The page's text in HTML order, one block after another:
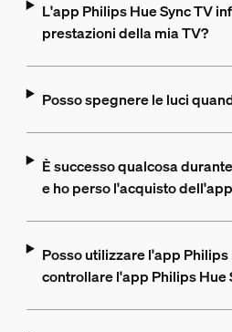
L'app Philips Hue Sync TV
prestazioni della mia TV?
Posso spegnere le luci
È successo qualcosa
e ho perso l'acquisto
Posso utilizzare l'app
controllare l'app Philips Hue